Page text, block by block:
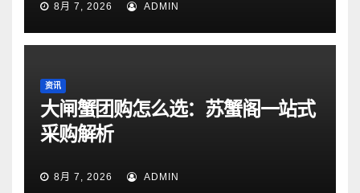
8月 7, 2026 ADMIN
资讯
大闸蟹团购怎么选：苏蟹阁一站式
采购解析
8月 7, 2026 ADMIN